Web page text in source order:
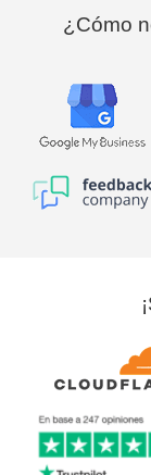
¿Cómo